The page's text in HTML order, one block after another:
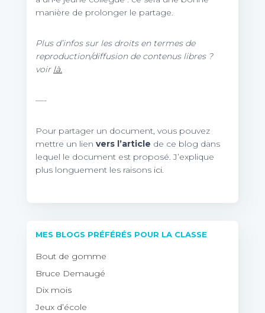
manière de prolonger le partage.
Plus d’infos sur les droits en termes de
reproduction/diffusion de contenus libres ?
voir là.
—-
Pour partager un document, vous pouvez
mettre un lien vers l’article de ce blog dans
lequel le document est proposé. J’explique
plus longuement les raisons ici.
MES BLOGS PRÉFÉRÉS POUR LA CLASSE
Bout de gomme
Bruce Demaugé
Dix mois
Jeux d’école